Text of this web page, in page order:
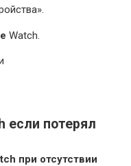
Watch.
если потерял
при отсутствии